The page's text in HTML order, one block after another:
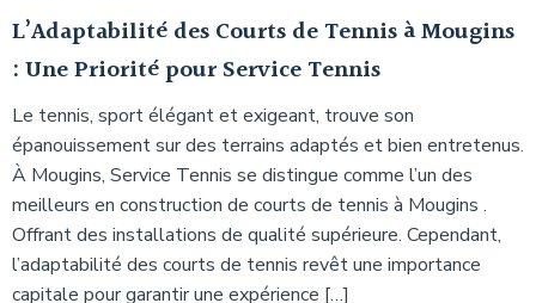
L’Adaptabilité des Courts de Tennis à Mougins
: Une Priorité pour Service Tennis
Le tennis, sport élégant et exigeant, trouve son
épanouissement sur des terrains adaptés et bien entretenus.
À Mougins, Service Tennis se distingue comme l’un des
meilleurs en construction de courts de tennis à Mougins .
Offrant des installations de qualité supérieure. Cependant,
l’adaptabilité des courts de tennis revêt une importance
capitale pour garantir une expérience […]